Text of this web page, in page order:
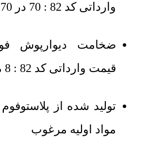
وارداتی کد 82 : 70 در 70 سانتی‌متر
ضخامت دیوارپوش
قیمت وارداتی کد 82 : 8 میلی‌متر
تولید شده از
مواد اولیه مرغوب